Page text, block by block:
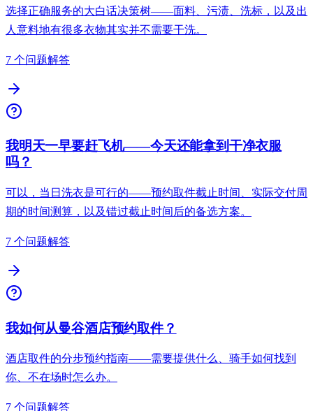
选择正确服务的大白话决策树——面料、污渍、洗标，以及出
人意料地有很多衣物其实并不需要干洗。
7 个问题解答
我明天一早要赶飞机——今天还能拿到干净衣服
吗？
可以，当日洗衣是可行的——预约取件截止时间、实际交付周
期的时间测算，以及错过截止时间后的备选方案。
7 个问题解答
我如何从曼谷酒店预约取件？
酒店取件的分步预约指南——需要提供什么、骑手如何找到
你、不在场时怎么办。
7 个问题解答